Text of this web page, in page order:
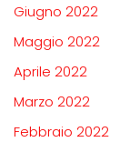
Giugno 2022
Maggio 2022
Aprile 2022
Marzo 2022
Febbraio 2022